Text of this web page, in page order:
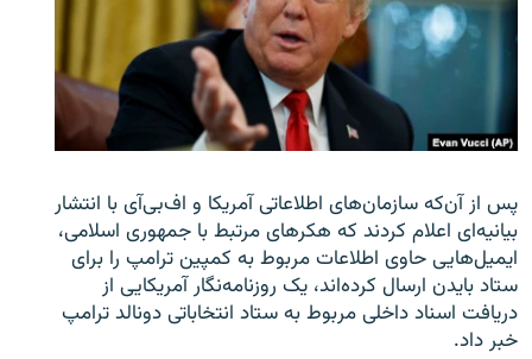
پس از آن‌که سازمان‌های اطلاعاتی آمریکا و اف‌بی‌آی با انتشار
بیانیه‌ای اعلام کردند که هکرهای مرتبط با جمهوری اسلامی،
ایمیل‌هایی حاوی اطلاعات مربوط به کمپین ترامپ را برای
ستاد بایدن ارسال کرده‌اند، یک روزنامه‌نگار آمریکایی از
دریافت اسناد داخلی مربوط به ستاد انتخاباتی دونالد ترامپ
خبر داد.